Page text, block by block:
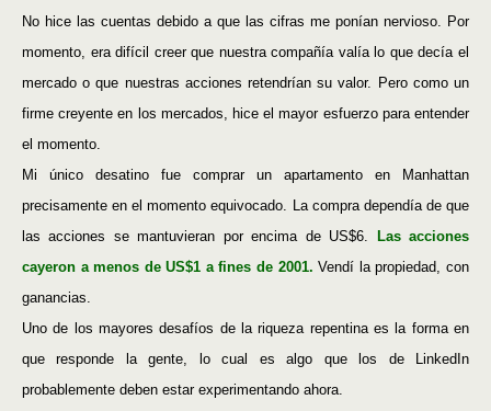
No hice las cuentas debido a que las cifras me ponían nervioso. Por
momento, era difícil creer que nuestra compañía valía lo que decía el
mercado o que nuestras acciones retendrían su valor. Pero como un
firme creyente en los mercados, hice el mayor esfuerzo para entender
el momento.
Mi único desatino fue comprar un apartamento en Manhattan
precisamente en el momento equivocado. La compra dependía de que
las acciones se mantuvieran por encima de US$6.
Las acciones
cayeron a menos de US$1 a fines de 2001. Vendí la propiedad, con
ganancias.
Uno de los mayores desafíos de la riqueza repentina es la forma en
que responde la gente, lo cual es algo que los de LinkedIn
probablemente deben estar experimentando ahora.